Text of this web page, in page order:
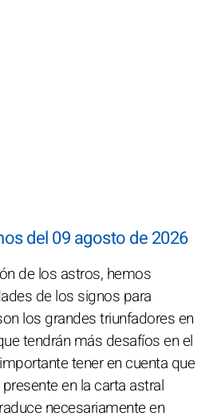
del 09 agosto de 2026
de los astros, hemos
de los signos para
los grandes triunfadores en
tendrán más desafíos en el
tener en cuenta que
en la carta astral
necesariamente en